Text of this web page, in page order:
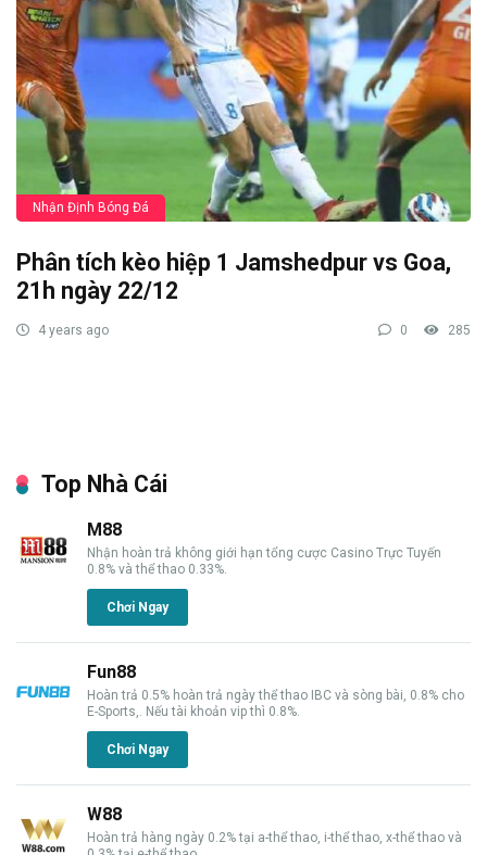
Nhận Định Bóng Đá
Phân tích kèo hiệp 1 Jamshedpur vs Goa,
21h ngày 22/12
4 years ago 0 285
Top Nhà Cái
M88
Nhận hoàn trả không giới hạn tổng cược Casino Trực Tuyến
0.8% và thể thao 0.33%.
Chơi Ngay
Fun88
Hoàn trả 0.5% hoàn trả ngày thể thao IBC và sòng bài, 0.8% cho
E-Sports,. Nếu tài khoản vip thì 0.8%.
Chơi Ngay
W88
Hoàn trả hàng ngày 0.2% tại a-thể thao, i-thể thao, x-thể thao và